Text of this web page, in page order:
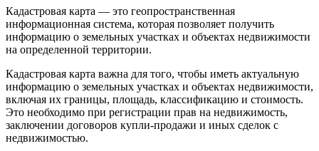
Кадастровая карта — это геопространственная
информационная система, которая позволяет получить
информацию о земельных участках и объектах недвижимости
на определенной территории.
Кадастровая карта важна для того, чтобы иметь актуальную
информацию о земельных участках и объектах недвижимости,
включая их границы, площадь, классификацию и стоимость.
Это необходимо при регистрации прав на недвижимость,
заключении договоров купли-продажи и иных сделок с
недвижимостью.